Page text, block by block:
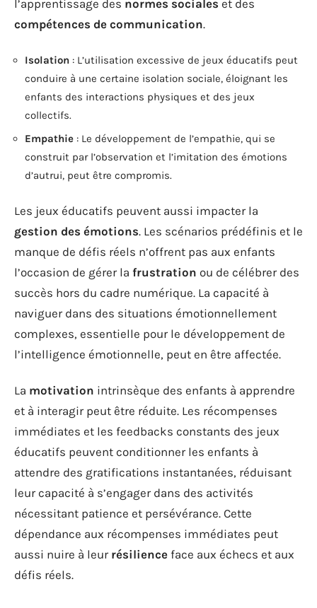
l’apprentissage des normes sociales et des
compétences de communication.
Isolation : L’utilisation excessive de jeux éducatifs peut
conduire à une certaine isolation sociale, éloignant les
enfants des interactions physiques et des jeux
collectifs.
Empathie : Le développement de l’empathie, qui se
construit par l’observation et l’imitation des émotions
d’autrui, peut être compromis.
Les jeux éducatifs peuvent aussi impacter la
gestion des émotions. Les scénarios prédéfinis et le
manque de défis réels n’offrent pas aux enfants
l’occasion de gérer la frustration ou de célébrer des
succès hors du cadre numérique. La capacité à
naviguer dans des situations émotionnellement
complexes, essentielle pour le développement de
l’intelligence émotionnelle, peut en être affectée.
La motivation intrinsèque des enfants à apprendre
et à interagir peut être réduite. Les récompenses
immédiates et les feedbacks constants des jeux
éducatifs peuvent conditionner les enfants à
attendre des gratifications instantanées, réduisant
leur capacité à s’engager dans des activités
nécessitant patience et persévérance. Cette
dépendance aux récompenses immédiates peut
aussi nuire à leur résilience face aux échecs et aux
défis réels.